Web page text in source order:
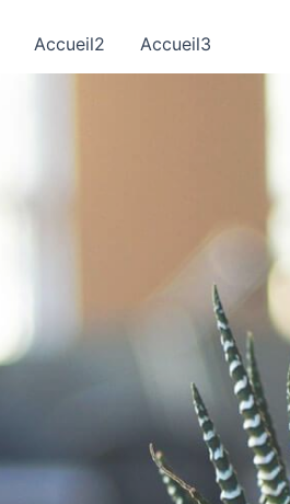
Accueil2 Accueil3